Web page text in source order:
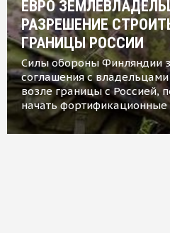
ЕВРО
РАЗРЕШЕНИЕ
ГРАНИЦЫ РОССИИ
Силы обороны Финляндии
соглашения с
возле границы с Россией,
начать